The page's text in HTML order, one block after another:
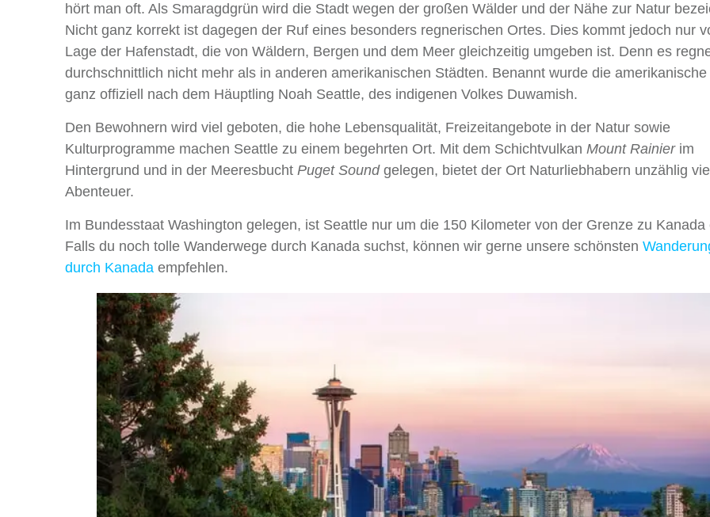
hört man oft. Als Smaragdgrün wird die Stadt wegen der großen Wälder und der Nähe zur Natur
Nicht ganz korrekt ist dagegen der Ruf eines besonders regnerischen Ortes. Dies kommt jedoch nur
Lage der Hafenstadt, die von Wäldern, Bergen und dem Meer gleichzeitig umgeben ist. Denn es
durchschnittlich nicht mehr als in anderen amerikanischen Städten. Benannt wurde die
ganz offiziell nach dem Häuptling Noah Seattle, des indigenen Volkes Duwamish.
Den Bewohnern wird viel geboten, die hohe Lebensqualität, Freizeitangebote in der Natur sowie
Kulturprogramme machen Seattle zu einem begehrten Ort. Mit dem Schichtvulkan Mount Rainierim
Hintergrund und in der Meeresbucht Puget Soundgelegen, bietet der Ort Naturliebhabern unzählig
Abenteuer.
Im Bundesstaat Washington gelegen, ist Seattle nur um die 150 Kilometer von der Grenze zu Kanada
Falls du noch tolle Wanderwege durch Kanada suchst, können wir gerne unsere schönsten
durch Kanada empfehlen.